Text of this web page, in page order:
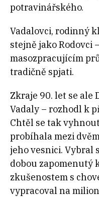
potravinářského.
Vadalovci, rodinný
stejně jako Rodovci
masozpracujícím
tradičně spjati.
Zkraje 90. let se ale
Vadaly – rozhodl k
Chtěl se tak
probíhala mezi
jeho vesnici. Vybral
dobou zapomenutý
zkušenostem s
vypracoval na